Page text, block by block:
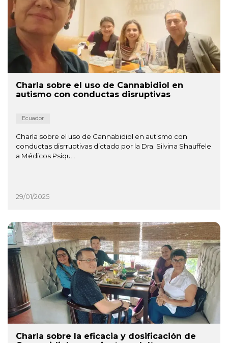
Charla sobre el uso de Cannabidiol en
autismo con conductas disruptivas
Ecuador
Charla sobre el uso de Cannabidiol en autismo con
conductas disrruptivas dictado por la Dra. Silvina Shauffele
a Médicos Psiqu...
29/01/2025
Charla sobre la eficacia y dosificación de